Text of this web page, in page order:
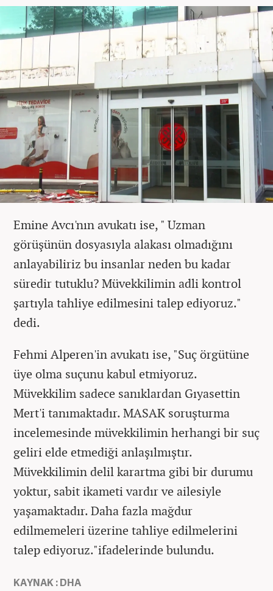
Emine Avcı'nın avukatı ise, " Uzman
görüşünün dosyasıyla alakası olmadığını
anlayabiliriz bu insanlar neden bu kadar
süredir tutuklu? Müvekkilimin adli kontrol
şartıyla tahliye edilmesini talep ediyoruz."
dedi.
Fehmi Alperen'in avukatı ise, "Suç örgütüne
üye olma suçunu kabul etmiyoruz.
Müvekkilim sadece sanıklardan Gıyasettin
Mert'i tanımaktadır. MASAK soruşturma
incelemesinde müvekkilimin herhangi bir suç
geliri elde etmediği anlaşılmıştır.
Müvekkilimin delil karartma gibi bir durumu
yoktur, sabit ikameti vardır ve ailesiyle
yaşamaktadır. Daha fazla mağdur
edilmemeleri üzerine tahliye edilmelerini
talep ediyoruz."ifadelerinde bulundu.
KAYNAK : DHA